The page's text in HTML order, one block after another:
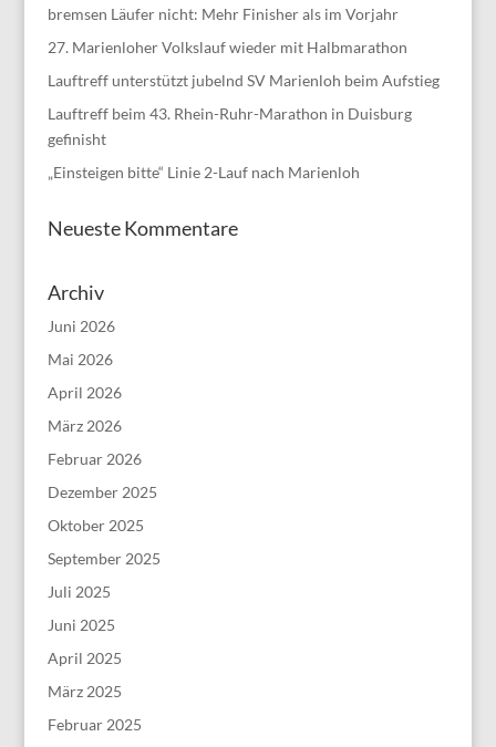
bremsen Läufer nicht: Mehr Finisher als im Vorjahr
27. Marienloher Volkslauf wieder mit Halbmarathon
Lauftreff unterstützt jubelnd SV Marienloh beim Aufstieg
Lauftreff beim 43. Rhein-Ruhr-Marathon in Duisburg
gefinisht
„Einsteigen bitte“ Linie 2-Lauf nach Marienloh
Neueste Kommentare
Archiv
Juni 2026
Mai 2026
April 2026
März 2026
Februar 2026
Dezember 2025
Oktober 2025
September 2025
Juli 2025
Juni 2025
April 2025
März 2025
Februar 2025